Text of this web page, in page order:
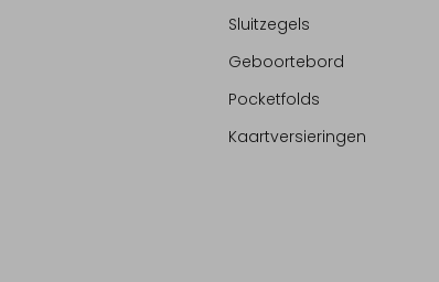
Sluitzegels
Geboortebord
Pocketfolds
Kaartversieringen